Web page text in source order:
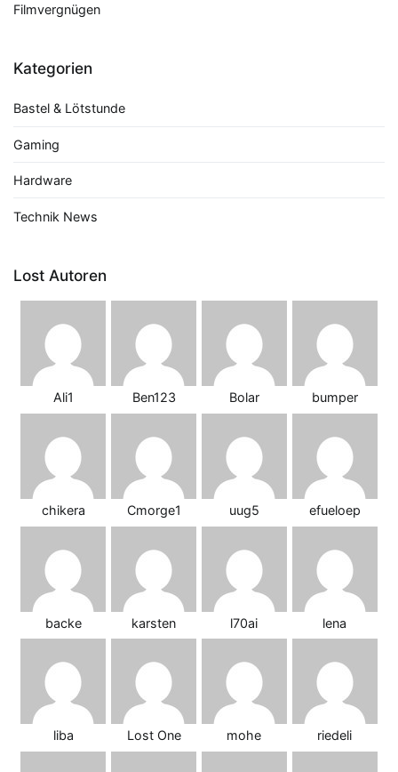
Filmvergnügen
Kategorien
Bastel & Lötstunde
Gaming
Hardware
Technik News
Lost Autoren
Ali1 Ben123 Bolar bumper
chikera Cmorge1 uug5 efueloep
backe karsten l70ai lena
liba Lost One mohe riedeli